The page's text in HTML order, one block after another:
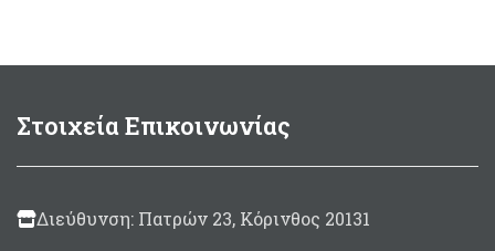
Στοιχεία Επικοινωνίας
Διεύθυνση: Πατρών 23, Κόρινθος 20131